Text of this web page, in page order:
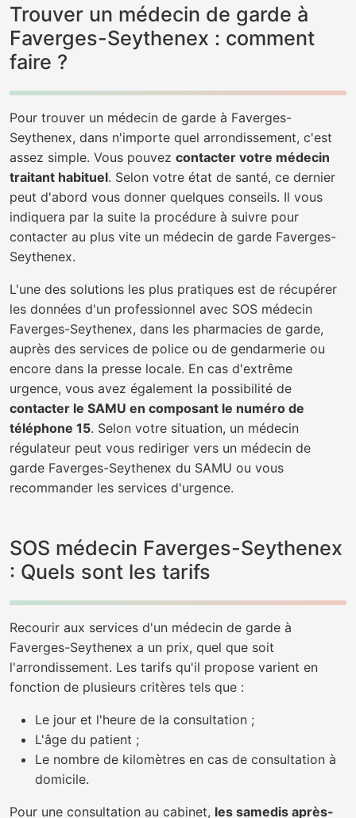
Trouver un médecin de garde à
Faverges-Seythenex : comment
faire ?
Pour trouver un médecin de garde à Faverges-
Seythenex, dans n'importe quel arrondissement, c'est
assez simple. Vous pouvez contacter votre médecin
traitant habituel. Selon votre état de santé, ce dernier
peut d'abord vous donner quelques conseils. Il vous
indiquera par la suite la procédure à suivre pour
contacter au plus vite un médecin de garde Faverges-
Seythenex.
L'une des solutions les plus pratiques est de récupérer
les données d'un professionnel avec SOS médecin
Faverges-Seythenex, dans les pharmacies de garde,
auprès des services de police ou de gendarmerie ou
encore dans la presse locale. En cas d'extrême
urgence, vous avez également la possibilité de
contacter le SAMU en composant le numéro de
téléphone 15. Selon votre situation, un médecin
régulateur peut vous rediriger vers un médecin de
garde Faverges-Seythenex du SAMU ou vous
recommander les services d'urgence.
SOS médecin Faverges-Seythenex
: Quels sont les tarifs
Recourir aux services d'un médecin de garde à
Faverges-Seythenex a un prix, quel que soit
l'arrondissement. Les tarifs qu'il propose varient en
fonction de plusieurs critères tels que :
Le jour et l'heure de la consultation ;
L'âge du patient ;
Le nombre de kilomètres en cas de consultation à
domicile.
Pour une consultation au cabinet, les samedis après-